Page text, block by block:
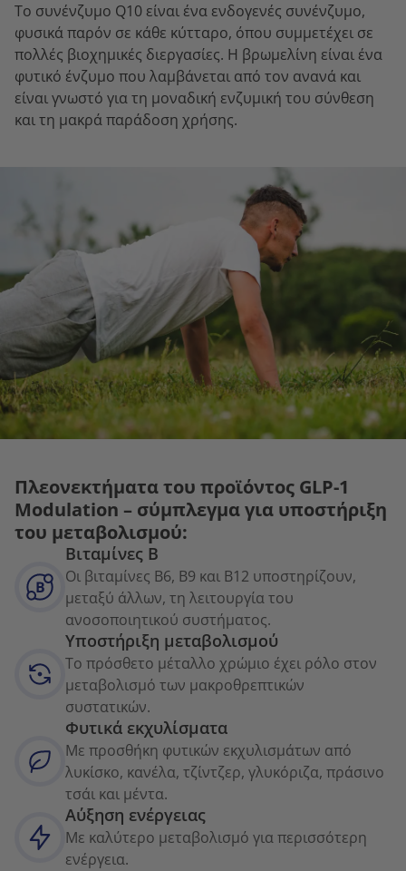
Το συνένζυμο Q10 είναι ένα ενδογενές συνένζυμο,
φυσικά παρόν σε κάθε κύτταρο, όπου συμμετέχει σε
πολλές βιοχημικές διεργασίες. Η βρωμελίνη είναι ένα
φυτικό ένζυμο που λαμβάνεται από τον ανανά και
είναι γνωστό για τη μοναδική ενζυμική του σύνθεση
και τη μακρά παράδοση χρήσης.
Πλεονεκτήματα του προϊόντος GLP-1
Modulation – σύμπλεγμα για υποστήριξη
του μεταβολισμού:
Βιταμίνες Β
Οι βιταμίνες B6, B9 και B12 υποστηρίζουν,
μεταξύ άλλων, τη λειτουργία του
ανοσοποιητικού συστήματος.
Υποστήριξη μεταβολισμού
Το πρόσθετο μέταλλο χρώμιο έχει ρόλο στον
μεταβολισμό των μακροθρεπτικών
συστατικών.
Φυτικά εκχυλίσματα
Με προσθήκη φυτικών εκχυλισμάτων από
λυκίσκο, κανέλα, τζίντζερ, γλυκόριζα, πράσινο
τσάι και μέντα.
Αύξηση ενέργειας
Με καλύτερο μεταβολισμό για περισσότερη
ενέργεια.